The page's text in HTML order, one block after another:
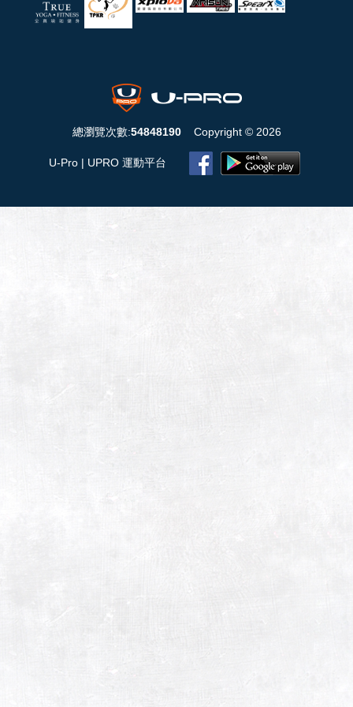
總瀏覽次數:54848190Copyright © 2026
U-Pro | UPRO 運動平台